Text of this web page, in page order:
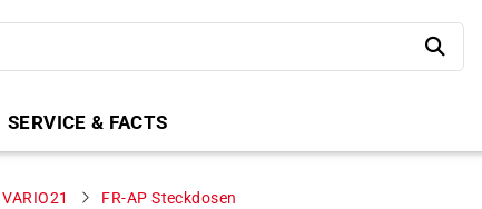
SERVICE & FACTS
FR-AP Steckdosen